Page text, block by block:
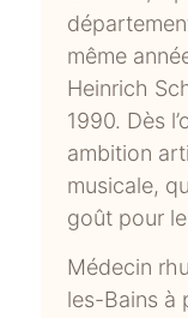
même
Heinrich
1990. Dès
ambition
musicale,
goût pour
Médecin
les-Bains à